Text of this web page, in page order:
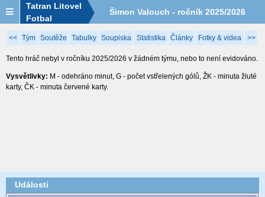
Tatran Litovel
Fotbal
Šimon Valouch - ročník 2025/2026
<< Tým Soutěže Tabulky Soupiska Statistika Články Fotky & videa >>
Tento hráč nebyl v ročníku 2025/2026 v žádném týmu, nebo to není evidováno.
Vysvětlivky: M - odehráno minut, G - počet vstřelených gólů, ŽK - minuta žluté
karty, ČK - minuta červené karty.
Události